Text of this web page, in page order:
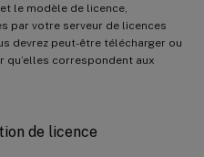
le modèle de licence,
par votre serveur de licences
devrez peut-être télécharger ou
correspondent aux
de licence